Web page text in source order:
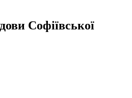
Софіївської